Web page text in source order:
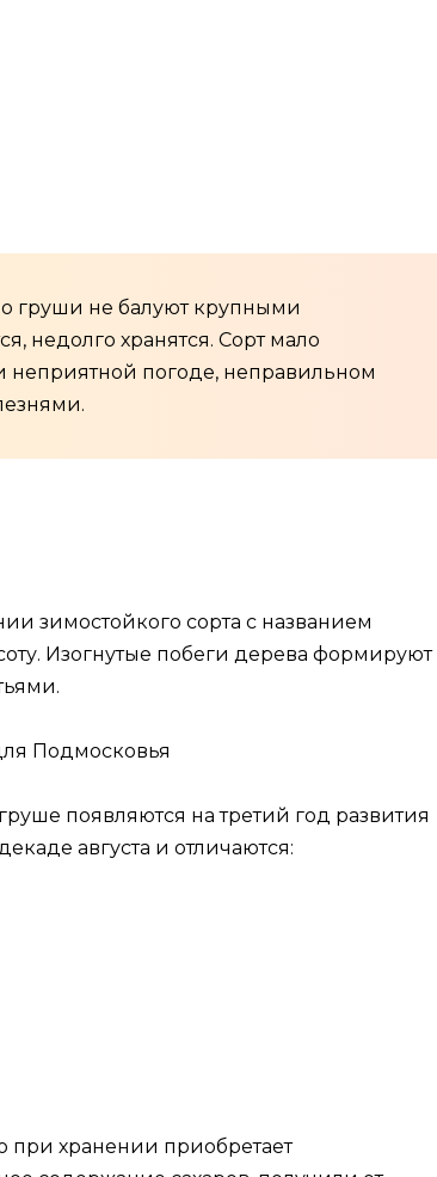
груши не балуют крупными
недолго хранятся. Сорт мало
погоде, неправильном
зимостойкого сорта с названием
Изогнутые побеги дерева формируют
появляются на третий год развития
августа и отличаются:
при хранении приобретает